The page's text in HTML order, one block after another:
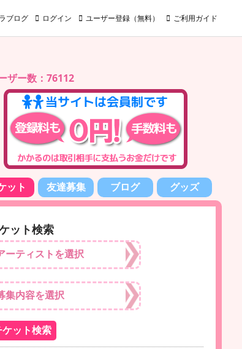
ブログ ログイン ユーザー登録（無料） ご利用ガイド
ザー数：76112
ット 友達募集 ブログ グッズ
ット検索